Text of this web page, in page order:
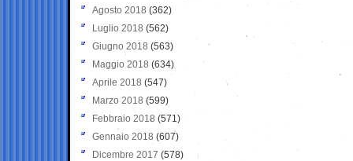
Agosto 2018 (362)
Luglio 2018 (562)
Giugno 2018 (563)
Maggio 2018 (634)
Aprile 2018 (547)
Marzo 2018 (599)
Febbraio 2018 (571)
Gennaio 2018 (607)
Dicembre 2017 (578)